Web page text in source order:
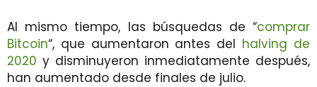
Al mismo tiempo, las búsquedas de “comprar
Bitcoin“, que aumentaron antes del halving de
2020 y disminuyeron inmediatamente después,
han aumentado desde finales de julio.